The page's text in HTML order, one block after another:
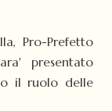
Pro-Prefetto
presentato
il ruolo delle